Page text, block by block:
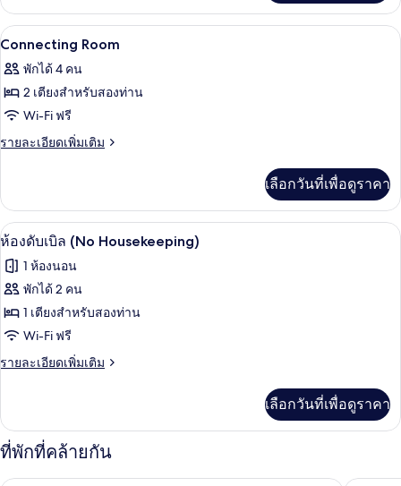
House)
เกี่ยว
กับ
ห้อง
(Run
of
เปิด
ภาพถ่าย
ทั้งหมด
ของ
Connecting
โต๊ะทำงาน, ห้องเก็บเสียง, Wi-Fi ฟรี, ผ้
2
Connecting Room
พักได้ 4 คน
2 เตียงสำหรับสองท่าน
Wi-Fi ฟรี
รายละเอียดเพิ่มเติม
ราย
เกี่ยว
กับ
Connecting
เลือกวันที่เพื่อดูราคา
เปิด
ภาพถ่าย
ทั้งหมด
ของ
ห้อง
ดับเบิล
โต๊ะทำงาน, ห้องเก็บเสียง, Wi-Fi ฟรี, ผ้
4
ห้องดับเบิล (No Housekeeping)
1 ห้องนอน
พักได้ 2 คน
1 เตียงสำหรับสองท่าน
Wi-Fi ฟรี
รายละเอียดเพิ่มเติม
ราย
เกี่ยว
กับ
ห้อง
ดับเบิล
เลือกวันที่เพื่อดูราคา
ที่พักที่คล้ายกัน